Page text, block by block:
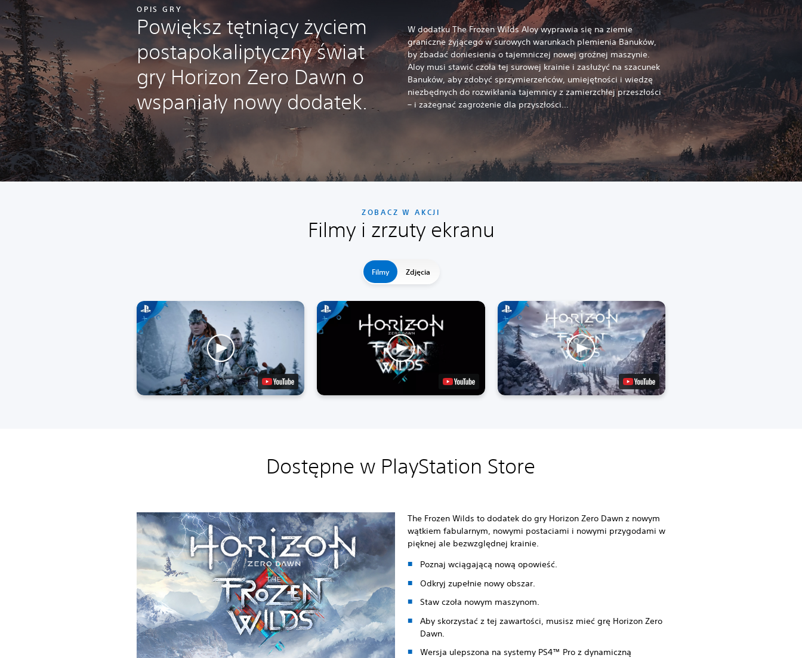
OPIS GRY
Powiększ tętniący życiem
postapokaliptyczny świat
gry Horizon Zero Dawn o
wspaniały nowy dodatek.
W dodatku The Frozen Wilds Aloy wyprawia się na ziemie
graniczne żyjącego w surowych warunkach plemienia Banuków,
by zbadać doniesienia o tajemniczej nowej groźnej maszynie.
Aloy musi stawić czoła tej surowej krainie i zasłużyć na szacunek
Banuków, aby zdobyć sprzymierzeńców, umiejętności i wiedzę
niezbędnych do rozwikłania tajemnicy z zamierzchłej przeszłości
– i zażegnać zagrożenie dla przyszłości…
ZOBACZ W AKCJI
Filmy i zrzuty ekranu
Filmy Zdjęcia
Dostępne w PlayStation Store
The Frozen Wilds to dodatek do gry Horizon Zero Dawn z nowym
wątkiem fabularnym, nowymi postaciami i nowymi przygodami w
pięknej ale bezwzględnej krainie.
Poznaj wciągającą nową opowieść.
Odkryj zupełnie nowy obszar.
Staw czoła nowym maszynom.
Aby skorzystać z tej zawartości, musisz mieć grę Horizon Zero
Dawn.
Wersja ulepszona na systemy PS4™ Pro z dynamiczną